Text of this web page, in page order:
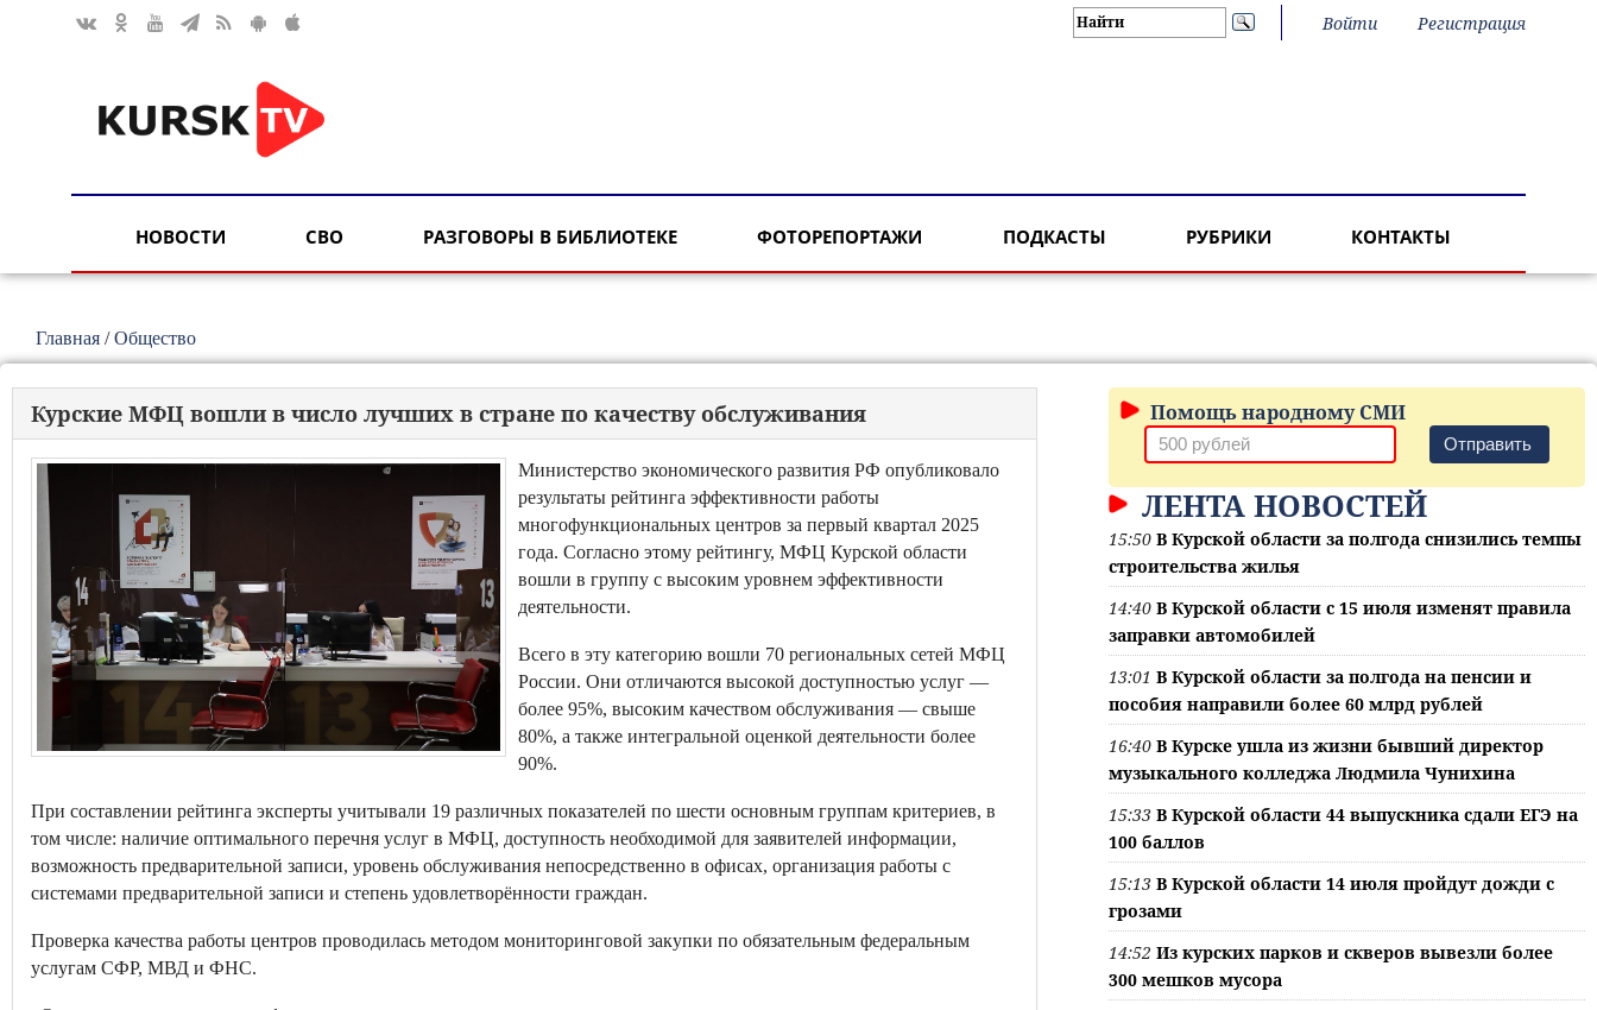
Войти Регистрация
НОВОСТИ СВО РАЗГОВОРЫ В БИБЛИОТЕКЕ ФОТОРЕПОРТАЖИ ПОДКАСТЫ РУБРИКИ КОНТАКТЫ
Главная /Общество
Курские МФЦ вошли в число лучших в стране по качеству обслуживания
Министерство экономического развития РФ опубликовало
результаты рейтинга эффективности работы
многофункциональных центров за первый квартал 2025
года. Согласно этому рейтингу, МФЦ Курской области
вошли в группу с высоким уровнем эффективности
деятельности.
Всего в эту категорию вошли 70 региональных сетей МФЦ
России. Они отличаются высокой доступностью услуг —
более 95%, высоким качеством обслуживания — свыше
80%, а также интегральной оценкой деятельности более
90%.
При составлении рейтинга эксперты учитывали 19 различных показателей по шести основным группам критериев, в
том числе: наличие оптимального перечня услуг в МФЦ, доступность необходимой для заявителей информации,
возможность предварительной записи, уровень обслуживания непосредственно в офисах, организация работы с
системами предварительной записи и степень удовлетворённости граждан.
Проверка качества работы центров проводилась методом мониторинговой закупки по обязательным федеральным
услугам СФР, МВД и ФНС.
Помощь народному СМИ
Отправить
ЛЕНТА НОВОСТЕЙ
15:50 В Курской области за полгода снизились темпы
строительства жилья
14:40 В Курской области с 15 июля изменят правила
заправки автомобилей
13:01 В Курской области за полгода на пенсии и
пособия направили более 60 млрд рублей
16:40 В Курске ушла из жизни бывший директор
музыкального колледжа Людмила Чунихина
15:33 В Курской области 44 выпускника сдали ЕГЭ на
100 баллов
15:13 В Курской области 14 июля пройдут дожди с
грозами
14:52 Из курских парков и скверов вывезли более
300 мешков мусора